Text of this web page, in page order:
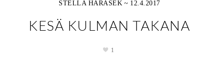
STELLA HARASEK ~ 12.4.2017
KESÄ KULMAN TAKANA
1